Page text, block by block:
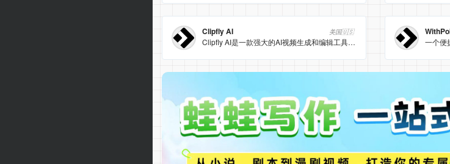
Clipfly AI 美国🇺🇸
Clipfly AI是一款强大的AI视频生成和编辑工具，能够将文字、图片快速转化为高质量视频内容，并提供视频增强、背景移除等多种功能，帮助用户轻松创作和优化视频。